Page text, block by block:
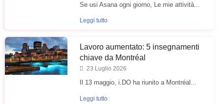
Se usi Asana ogni giorno, Le mie attività...
Leggi tutto
Lavoro aumentato: 5 insegnamenti
chiave da Montréal
23 Luglio 2026
Il 13 maggio, i.DO ha riunito a Montréal...
Leggi tutto